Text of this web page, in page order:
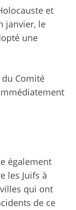
et
janvier, le
une
Comité
également
les Juifs à
qui ont
de ce